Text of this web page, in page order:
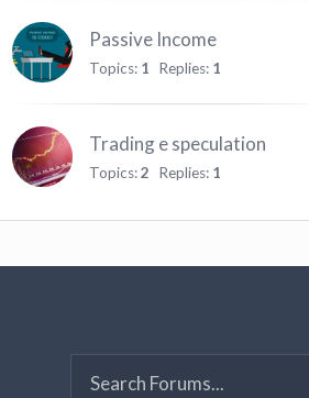
Passive Income
Topics: 1 Replies: 1
Trading e speculation
Topics:2 Replies: 1